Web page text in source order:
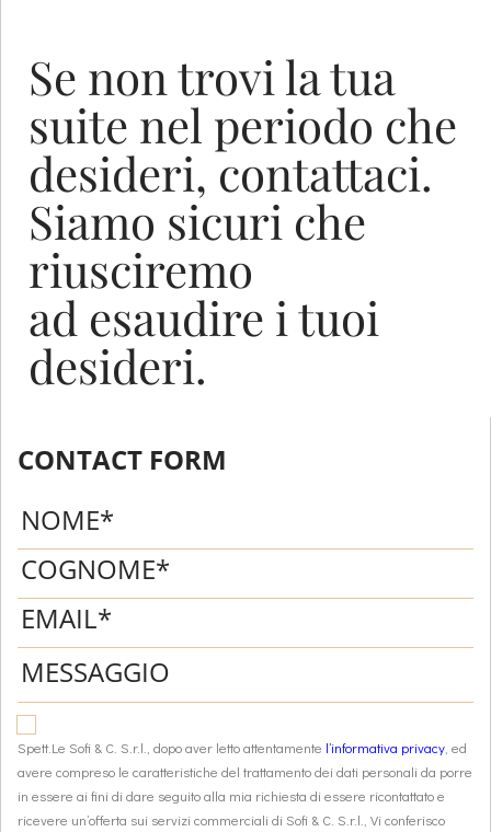
Se non trovi la tua
suite nel periodo che
desideri, contattaci.
Siamo sicuri che
riusciremo
ad esaudire i tuoi
desideri.
CONTACT FORM
Spett.Le Sofi & C. S.r.l., dopo aver letto attentamente l’informativa privacy , ed
avere compreso le caratteristiche del trattamento dei dati personali da porre
in essere ai fini di dare seguito alla mia richiesta di essere ricontattato e
ricevere un’offerta sui servizi commerciali di Sofi & C. S.r.l., Vi conferisco